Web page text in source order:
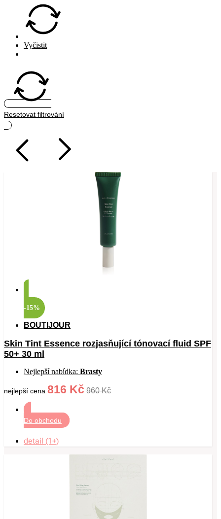
Vyčistit
Resetovat filtrování
-15%
BOUTIJOUR
Skin Tint Essence rozjasňující tónovací fluid SPF
50+ 30 ml
Nejlepší nabídka: Brasty
nejlepší cena 816 Kč 960 Kč
Do obchodu
detail (1+)